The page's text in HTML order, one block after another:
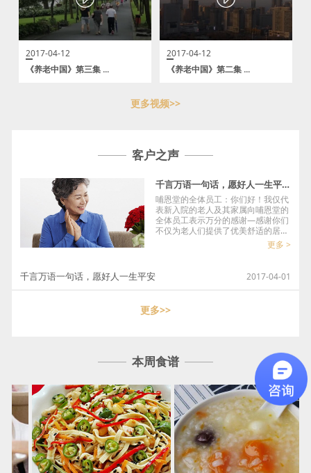
2017-04-12
《养老中国》第三集 ...
2017-04-12
《养老中国》第二集 ...
更多视频>>
客户之声
千言万语一句话，愿好人一生平安
哺恩堂的全体员工：你们好！我仅代
表新入院的老人及其家属向哺恩堂的
全体员工表示万分的感谢—感谢你们
不仅为老人们提供了优美舒适的居住
环境，更为老人们提供了无微不至
的、亲人般的照顾和关怀。在这里，
更多 >
千言万语一句话，愿好人一生平安 2017-04-01
更多>>
本周食谱